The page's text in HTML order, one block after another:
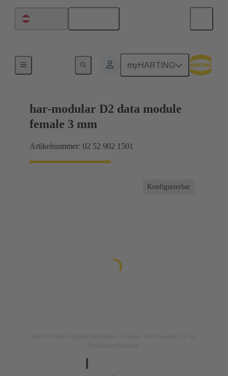
myHARTING
Motherboard-to-Daughtercard Verbindungen
har-modular D2 data module
female 3 mm
Artikelnummer: 02 52 902 1501
Konfigurierbar